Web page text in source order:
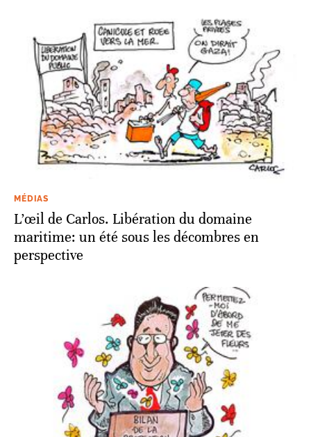
MÉDIAS
L’œil de Carlos. Libération du domaine
maritime: un été sous les décombres en
perspective